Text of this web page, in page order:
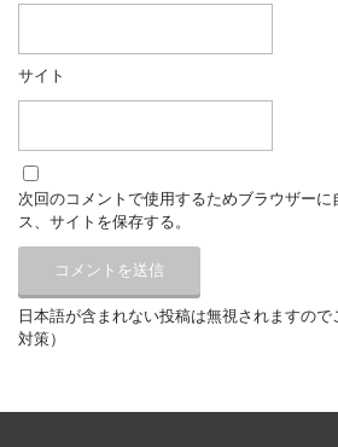
サイト
次回のコメントで使用するためブラウザー
ス、サイトを保存する。
日本語が含まれない投稿は無視されますの
対策）